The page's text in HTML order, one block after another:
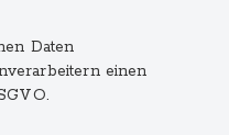
Daten
einen